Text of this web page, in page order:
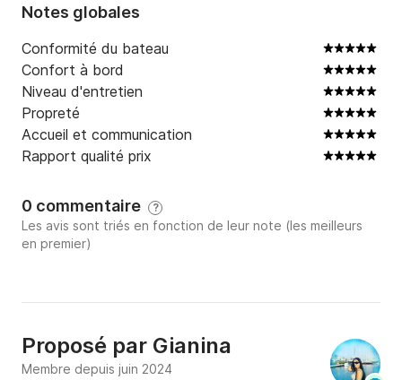
Notes globales
Conformité du bateau
Confort à bord
Niveau d'entretien
Propreté
Accueil et communication
Rapport qualité prix
0 commentaire ?
Les avis sont triés en fonction de leur note (les meilleurs
en premier)
Proposé par Gianina
Membre depuis juin 2024